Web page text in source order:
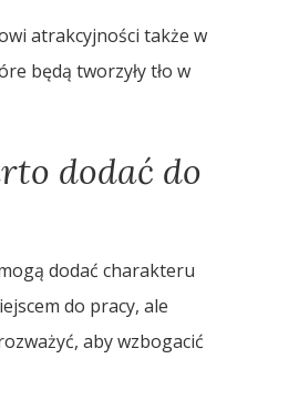
atrakcyjności także w
będą tworzyły tło w
dodać do
dodać charakteru
do pracy, ale
aby wzbogacić